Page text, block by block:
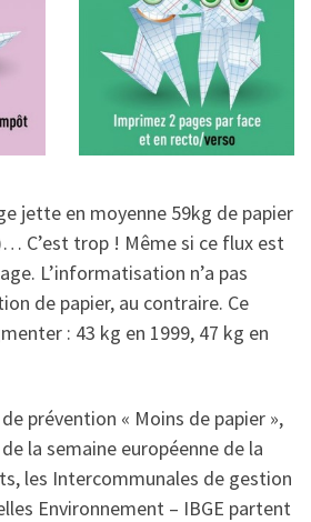
jette en moyenne 59kg de papier
C’est trop ! Même si ce flux est
L’informatisation n’a pas
de papier, au contraire. Ce
: 43 kg en 1999, 47 kg en
prévention « Moins de papier »,
la semaine européenne de la
les Intercommunales de gestion
Environnement – IBGE partent